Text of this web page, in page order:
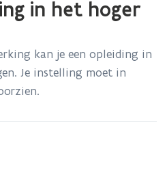
in het hoger
kan je een opleiding in
Je instelling moet in